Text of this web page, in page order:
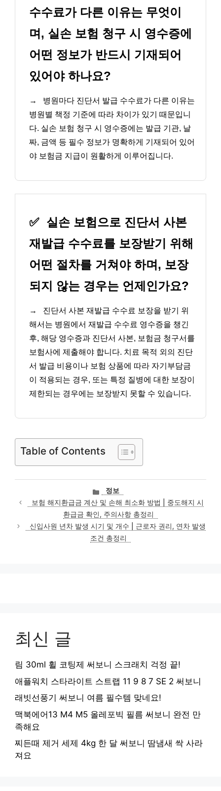
수수료가 다른 이유는 무엇이
며, 실손 보험 청구 시 영수증에
어떤 정보가 반드시 기재되어
있어야 하나요?
→
병원마다 진단서 발급 수수료가 다른 이유는
병원별 책정 기준에 따라 차이가 있기 때문입니
다. 실손 보험 청구 시 영수증에는 발급 기관, 날
짜, 금액 등 필수 정보가 명확하게 기재되어 있어
야 보험금 지급이 원활하게 이루어집니다.
✅ 실손 보험으로 진단서 사본
재발급 수수료를 보장받기 위해
어떤 절차를 거쳐야 하며, 보장
되지 않는 경우는 언제인가요?
→
진단서 사본 재발급 수수료 보장을 받기 위
해서는 병원에서 재발급 수수료 영수증을 챙긴
후, 해당 영수증과 진단서 사본, 보험금 청구서를
보험사에 제출해야 합니다. 치료 목적 외의 진단
서 발급 비용이나 보험 상품에 따라 자기부담금
이 적용되는 경우, 또는 특정 질병에 대한 보장이
제한되는 경우에는 보장받지 못할 수 있습니다.
Table of Contents
카
테
고
리
정보
보험 해지환급금 계산 및 손해 최소화 방법 | 중도해지 시
환급금 확인, 주의사항 총정리
신입사원 년차 발생 시기 및 개수 | 근로자 권리, 연차 발생
조건 총정리
최신 글
림 30ml 휠 코팅제 써보니 스크래치 걱정 끝!
애플워치 스타라이트 스트랩 11 9 8 7 SE 2 써보니
래빗선풍기 써보니 여름 필수템 맞네요!
맥북에어13 M4 M5 올레포빅 필름 써보니 완전 만
족해요
찌든때 제거 세제 4kg 한 달 써보니 땀냄새 싹 사라
져요